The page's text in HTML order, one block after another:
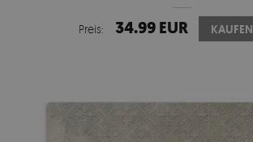
Preis: 34.99 EUR KAUFEN